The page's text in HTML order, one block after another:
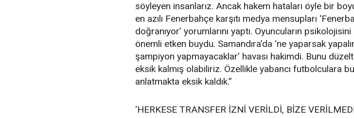
söyleyen insanlarız. Ancak hakem hataları öyle bir
en azılı Fenerbahçe karşıtı medya mensupları
doğranıyor’ yorumlarını yaptı. Oyuncuların
önemli etken buydu. Samandıra’da ‘ne yaparsak
şampiyon yapmayacaklar’ havası hakimdi. Bunu
eksik kalmış olabiliriz. Özellikle yabancı futbolculara
anlatmakta eksik kaldık.”
‘HERKESE TRANSFER İZNİ VERİLDİ, BİZE